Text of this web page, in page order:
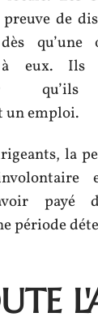
preuve de
qu’une
à eux. Ils
qu’ils
un emploi.
la
payé
période